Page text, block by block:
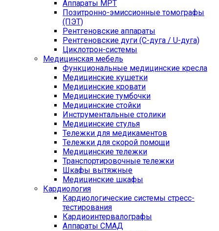
Аппараты МРТ
Позитронно-эмиссионные томографы
(ПЭТ)
Рентгеновские аппараты
Рентгеновские дуги (С-дуга / U-дуга)
Циклотрон-системы
Медицинская мебель
Функциональные медицинские кресла
Медицинские кушетки
Медицинские кровати
Медицинские тумбочки
Медицинские стойки
Инструментальные столики
Медицинские стулья
Тележки для медикаментов
Тележки для скорой помощи
Медицинские тележки
Транспортировочные тележки
Шкафы вытяжные
Медицинские шкафы
Кардиология
Кардиологические системы стресс-
тестирования
Кардиоинтервалографы
Аппараты СМАД